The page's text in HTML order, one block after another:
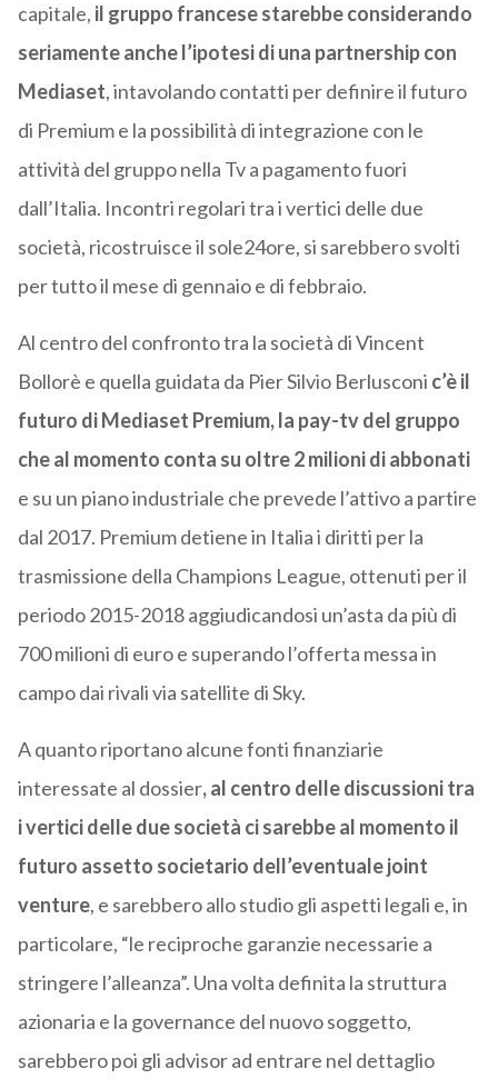
capitale, il gruppo francese starebbe considerando
seriamente anche l’ipotesi di una partnership con
Mediaset, intavolando contatti per definire il futuro
di Premium e la possibilità di integrazione con le
attività del gruppo nella Tv a pagamento fuori
dall’Italia. Incontri regolari tra i vertici delle due
società, ricostruisce il sole24ore, si sarebbero svolti
per tutto il mese di gennaio e di febbraio.
Al centro del confronto tra la società di Vincent
Bollorè e quella guidata da Pier Silvio Berlusconi c’è il
futuro di Mediaset Premium, la pay-tv del gruppo
che al momento conta su oltre 2 milioni di abbonati
e su un piano industriale che prevede l’attivo a partire
dal 2017. Premium detiene in Italia i diritti per la
trasmissione della Champions League, ottenuti per il
periodo 2015-2018 aggiudicandosi un’asta da più di
700 milioni di euro e superando l’offerta messa in
campo dai rivali via satellite di Sky.
A quanto riportano alcune fonti finanziarie
interessate al dossier, al centro delle discussioni tra
i vertici delle due società ci sarebbe al momento il
futuro assetto societario dell’eventuale joint
venture, e sarebbero allo studio gli aspetti legali e, in
particolare, “le reciproche garanzie necessarie a
stringere l’alleanza”. Una volta definita la struttura
azionaria e la governance del nuovo soggetto,
sarebbero poi gli advisor ad entrare nel dettaglio